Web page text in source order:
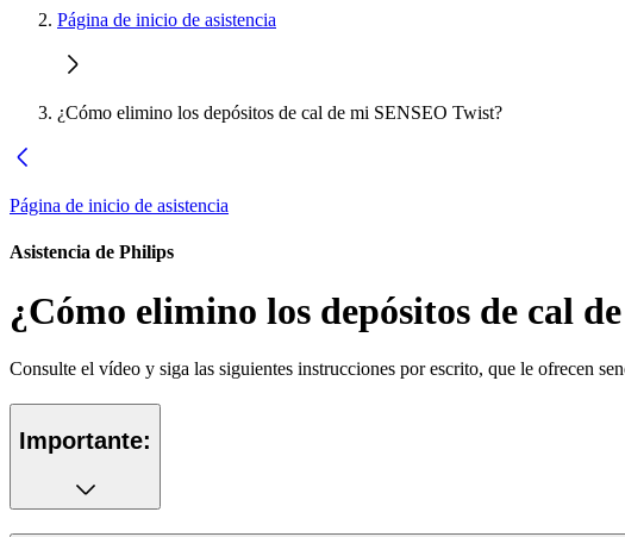
Página de inicio de asistencia
¿Cómo elimino los depósitos de cal de mi SENSEO Twist?
Página de inicio de asistencia
Asistencia de Philips
¿Cómo elimino los depósitos de cal
Consulte el vídeo y siga las siguientes instrucciones por escrito, que le ofrecen
Importante: